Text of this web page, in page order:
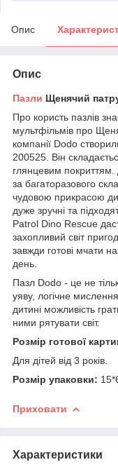
Опис
Опис
Пазли Щенячий
Про користь пазлів
мультфільмів про
компанії Dodo
200525. Він
глянцевим покриттям.
за багаторазового
чудовою прикрасою
дуже зручні та
Patrol Dino Rescue
захопливий світ
завжди готові мчати
день.
Пазл Dodo - це не
уяву, логічне
дитині можливість
ними рятувати світ.
Розмір готової
Для дітей від 3 років.
Розмір упаковки:
Приховати
Характеристики